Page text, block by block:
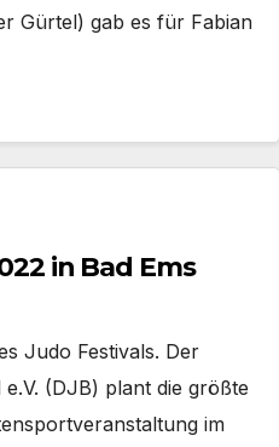
Gürtel) gab es für Fabian
in Bad Ems
Judo Festivals. Der
(DJB) plant die größte
im